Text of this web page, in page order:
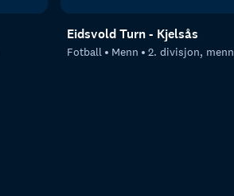
Eidsvold Turn - Kjelsås
Fotball Menn 2. divisjon, menn